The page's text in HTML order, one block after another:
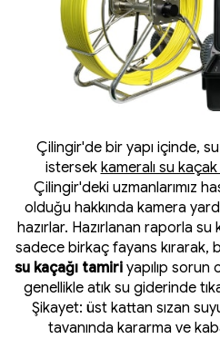
Çilingir'de bir yapı içinde,
istersek kameralı su
Çilingir'deki uzmanlarımız
olduğu hakkında kamera
hazırlar. Hazırlanan raporla
sadece birkaç fayans kırarak,
su kaçağı tamiriyapılıp sorun
genellikle atık su giderinde
Şikayet: üst kattan sızan
tavanında kararma ve